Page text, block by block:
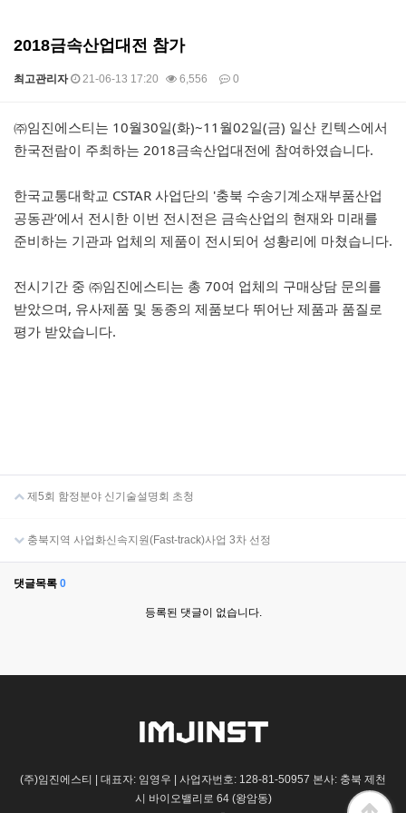
2018금속산업대전 참가
최고관리자 21-06-13 17:20 6,556 0
본문
㈜임진에스티는 10월30일(화)~11월02일(금) 일산 킨텍스에서
한국전람이 주최하는 2018금속산업대전에 참여하였습니다.
한국교통대학교 CSTAR 사업단의 '충북 수송기계소재부품산업
공동관’에서 전시한 이번 전시전은 금속산업의 현재와 미래를
준비하는 기관과 업체의 제품이 전시되어 성황리에 마쳤습니다.
전시기간 중 ㈜임진에스티는 총 70여 업체의 구매상담 문의를
받았으며, 유사제품 및 동종의 제품보다 뛰어난 제품과 품질로
평가 받았습니다.
제5회 함정분야 신기술설명회 초청
충북지역 사업화신속지원(Fast-track)사업 3차 선정
댓글목록 0
등록된 댓글이 없습니다.
(주)임진에스티 | 대표자: 임영우 | 사업자번호: 128-81-50957 본사: 충북 제천
시 바이오밸리로 64 (왕암동)